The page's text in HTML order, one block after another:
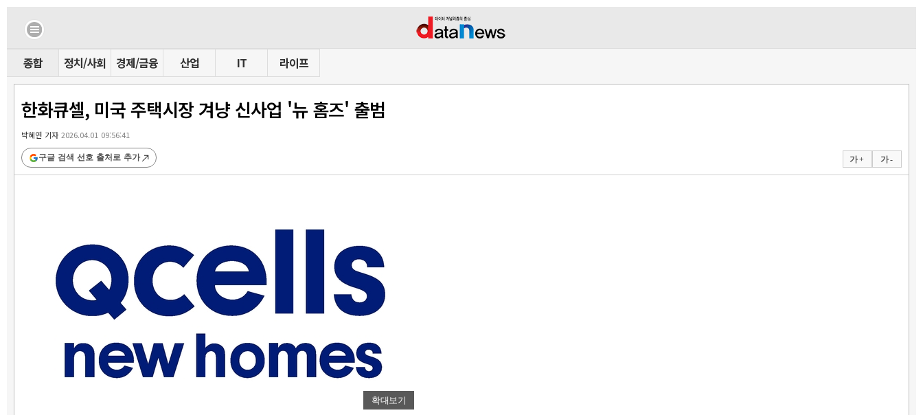
종합 정치/사회 경제/금융 산업 IT 라이프
한화큐셀, 미국 주택시장 겨냥 신사업 '뉴 홈즈' 출범
박혜연 기자2026.04.01 09:56:41
가 + 가 -
구글 검색 선호 출처로 추가
확대보기